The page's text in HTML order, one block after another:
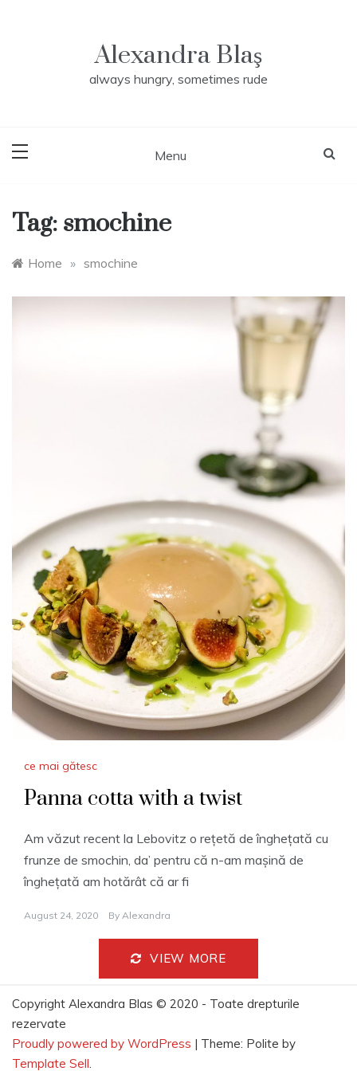
Alexandra Blaş
always hungry, sometimes rude
Menu
Tag: smochine
Home » smochine
ce mai gătesc
Panna cotta with a twist
Am văzut recent la Lebovitz o rețetă de înghețată cu
frunze de smochin, da’ pentru că n-am mașină de
înghețată am hotărât că ar fi
August 24, 2020 By Alexandra
VIEW MORE
Copyright Alexandra Blas © 2020 - Toate drepturile
rezervate
Proudly powered by WordPress | Theme: Polite by
Template Sell